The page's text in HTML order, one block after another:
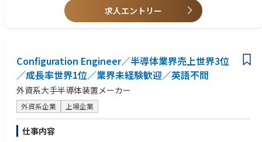
Digital Identity 領域では、情報システム利用におけるデジタルアイデンテ
ィティの登録や変更などのライフサイクル管理や、本人であることを確認
Data Protection領域は、ユーザが利用するドキュメントやアプリケーショ
ンのセキュリティ対策及びコンプライアンス対策など、主にエンドポイン
トのセキュリティ対策を行うためのソリューションを提供します。
■Cloud Security
Cloud Security 領域では、クラウド基盤 (IaaS、PaaS、コンテナ等) にお
けるシステム環境の堅牢化や、不審なアクティビティを検知するためのソ
リューションを提供します。
求人エントリー
Configuration Engineer／半導体業界売上世界3位
／成長率世界1位／業界未経験歓迎／英語不問
外資系大手半導体装置メーカー
外資系企業 上場企業
仕事内容